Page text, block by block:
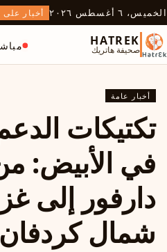
الخميس، ٦ أغسطس ٢٠٢٦ أخبار على
HATREK
صحيفة هاتريك
أخبار عامة
تكتيكات
في الأبيض:
دارفور إلى
شمال كردفان